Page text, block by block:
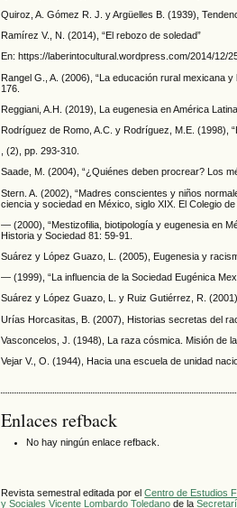
Quiroz, A. Gómez R. J. y Argüelles B. (1939),
Ramírez V., N. (2014), “El rebozo de soledad”
En: https://laberintocultural.wordpress.com/2014/12/
Rangel G., A. (2006), “La educación rural mexicana
176.
Reggiani, A.H. (2019), La eugenesia en América
Rodríguez de Romo, A.C. y Rodríguez, M.E. (1998),
, (2), pp. 293-310.
Saade, M. (2004), “¿Quiénes deben procrear? Los
Stern. A. (2002), “Madres conscientes y niños
ciencia y sociedad en México, siglo XIX. El Colegio
— (2000), “Mestizofilia, biotipología y eugenesia en
Historia y Sociedad 81: 59-91.
Suárez y López Guazo, L. (2005), Eugenesia y
— (1999), “La influencia de la Sociedad Eugénica
Suárez y López Guazo, L. y Ruiz Gutiérrez, R.
Urías Horcasitas, B. (2007), Historias secretas del
Vasconcelos, J. (1948), La raza cósmica. Misión de
Vejar V., O. (1944), Hacia una escuela de unidad
Enlaces refback
No hay ningún enlace refback.
Revista semestral editada por elCentro de Estudios
y Sociales Vicente Lombardo Toledano de la